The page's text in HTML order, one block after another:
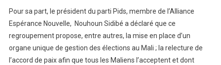
Pour sa part, le président du parti Pids, membre de l’Alliance
Espérance Nouvelle, Nouhoun Sidibé a déclaré que ce
regroupement propose, entre autres, la mise en place d’un
organe unique de gestion des élections au Mali ; la relecture de
l’accord de paix afin que tous les Maliens l’acceptent et dont